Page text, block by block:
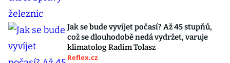
Jak se bude vyvíjet počasí? Až 45 stupňů,
což se dlouhodobě nedá vydržet, varuje
klimatolog Radim Tolasz
Reflex.cz